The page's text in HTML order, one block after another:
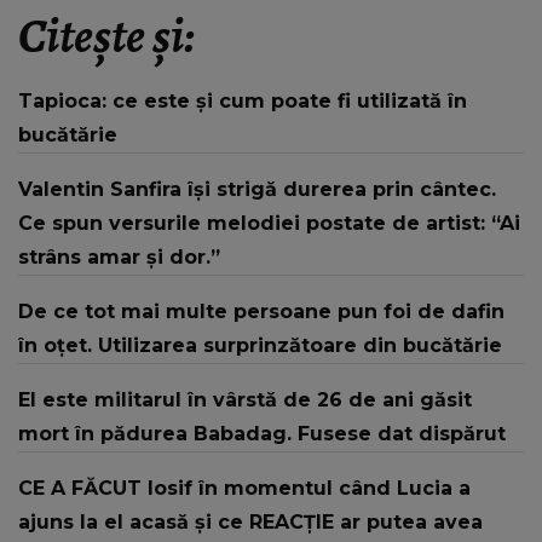
Citește și:
Tapioca: ce este și cum poate fi utilizată în
bucătărie
Valentin Sanfira își strigă durerea prin cântec.
Ce spun versurile melodiei postate de artist: “Ai
strâns amar și dor.”
De ce tot mai multe persoane pun foi de dafin
în oțet. Utilizarea surprinzătoare din bucătărie
El este militarul în vârstă de 26 de ani găsit
mort în pădurea Babadag. Fusese dat dispărut
CE A FĂCUT Iosif în momentul când Lucia a
ajuns la el acasă și ce REACȚIE ar putea avea